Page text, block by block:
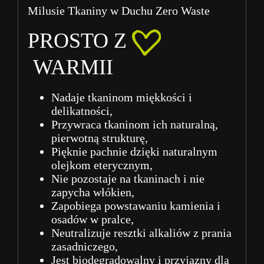
Milusie Tkaniny w Duchu Zero Waste
PROSTO Z
WARMII
Nadaje tkaninom miękkości i
delikatności,
Przywraca tkaninom ich naturalną,
pierwotną strukturę,
Pięknie pachnie dzięki naturalnym
olejkom eterycznym,
Nie pozostaje na tkaninach i nie
zapycha włókien,
Zapobiega powstawaniu kamienia i
osadów w pralce,
Neutralizuje resztki alkaliów z prania
zasadniczego,
Jest biodegradowalny i przyjazny dla